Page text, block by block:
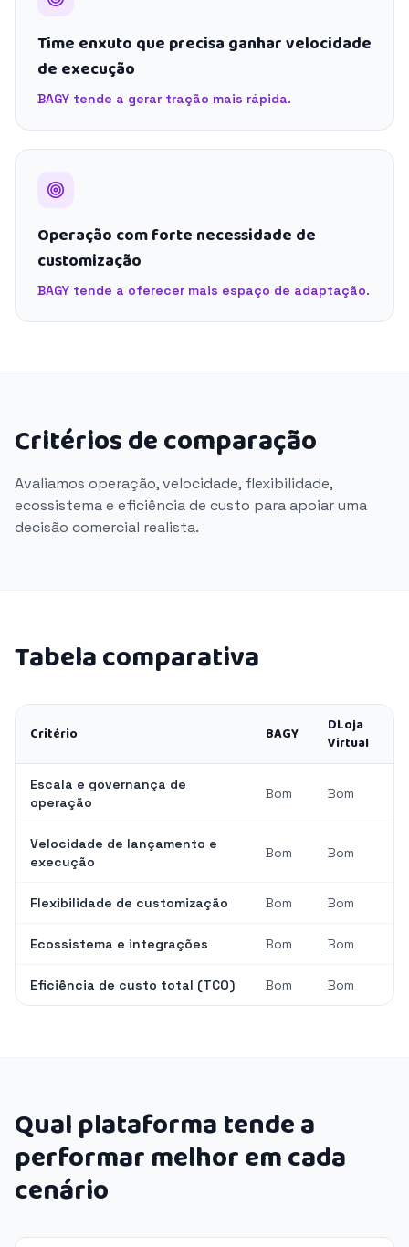
Time enxuto que precisa ganhar velocidade
de execução
BAGY tende a gerar tração mais rápida.
Operação com forte necessidade de
customização
BAGY tende a oferecer mais espaço de adaptação.
Critérios de comparação
Avaliamos operação, velocidade, flexibilidade,
ecossistema e eficiência de custo para apoiar uma
decisão comercial realista.
Tabela comparativa
Critério BAGY
DLoja
Virtual
Escala e governança de
operação
Bom Bom
Velocidade de lançamento e
execução
Bom Bom
Flexibilidade de customização Bom Bom
Ecossistema e integrações Bom Bom
Eficiência de custo total (TCO) Bom Bom
Qual plataforma tende a
performar melhor em cada
cenário